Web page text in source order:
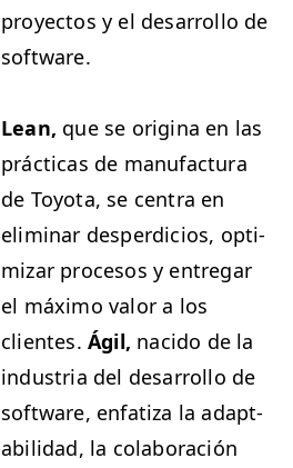
proyec­tos y el desar­rol­lo de
software.
Lean, que se orig­i­na en las
prác­ti­cas de man­u­fac­tura
de Toy­ota, se cen­tra en
elim­i­nar des­perdi­cios, opti­
mizar pro­ce­sos y entre­gar
el máx­i­mo val­or a los
clientes. Ágil, naci­do de la
indus­tria del desar­rol­lo de
soft­ware, enfa­ti­za la adapt­
abil­i­dad, la colab­o­ración